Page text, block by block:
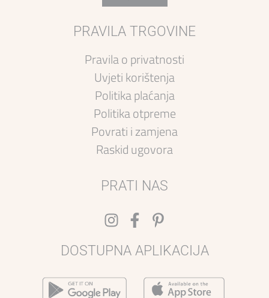
PRAVILA TRGOVINE
Pravila o privatnosti
Uvjeti korištenja
Politika plaćanja
Politika otpreme
Povrati i zamjena
Raskid ugovora
PRATI NAS
DOSTUPNA APLIKACIJA